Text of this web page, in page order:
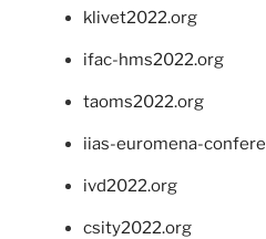
klivet2022.org
ifac-hms2022.org
taoms2022.org
iias-euromena-
ivd2022.org
csity2022.org